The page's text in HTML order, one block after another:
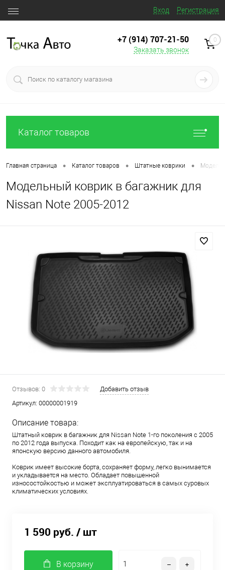
Вход Регистрация
+7 (914) 707‒21‒50
Заказать звонок
0
Каталог товаров
Главная страница • Каталог товаров • Штатные коврики •
Модельный коврик в багажник для
Nissan Note 2005-2012
Отзывов: 0
Добавить отзыв
Артикул: 00000001919
Описание товара:
Штатный коврик в багажник для Nissan Note 1-го поколения с 2005
по 2012 года выпуска. Походит как на европейскую, так и на
японскую версию данного автомобиля.
Коврик имеет высокие борта, сохраняет форму, легко вынимается
и укладывается на место. Обладает повышенной
износостойкостью и может эксплуатироваться в самых суровых
климатических условиях.
1 590 руб. / шт
В корзину